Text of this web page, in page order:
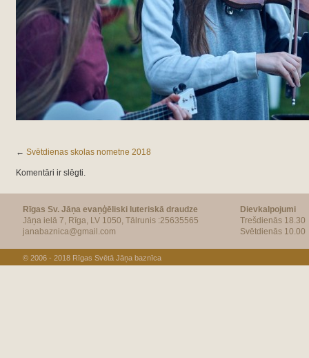
← Svētdienas skolas nometne 2018
Komentāri ir slēgti.
Rīgas Sv. Jāņa evaņģēliski luteriskā draudze
Jāņa ielā 7, Rīga, LV 1050, Tālrunis :25635565
janabaznica@gmail.com
Dievkalpojumi
Trešdienās 18.30
Svētdienās 10.00
© 2006 - 2018 Rīgas Svētā Jāņa baznīca